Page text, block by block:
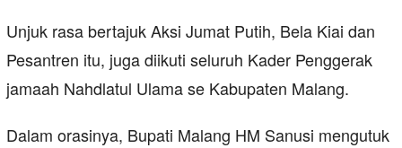
Unjuk rasa bertajuk Aksi Jumat Putih, Bela Kiai dan
Pesantren itu, juga diikuti seluruh Kader Penggerak
jamaah Nahdlatul Ulama se Kabupaten Malang.
Dalam orasinya, Bupati Malang HM Sanusi mengutuk